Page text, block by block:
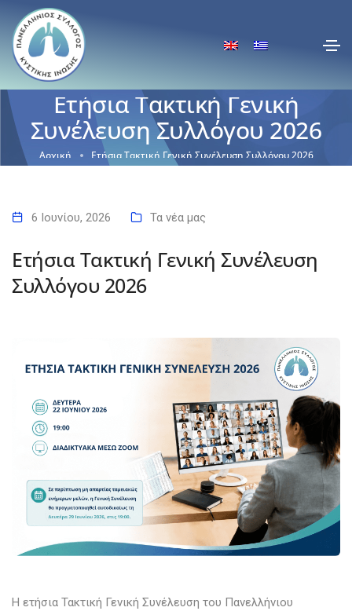
Ετήσια Τακτική Γενική
Συνέλευση Συλλόγου 2026
Αρχική Ετήσια Τακτική Γενική Συνέλευση Συλλόγου 2026
6 Ιουνίου, 2026 Τα νέα μας
Ετήσια Τακτική Γενική Συνέλευση
Συλλόγου 2026
Η ετήσια Τακτική Γενική Συνέλευση του Πανελλήνιου